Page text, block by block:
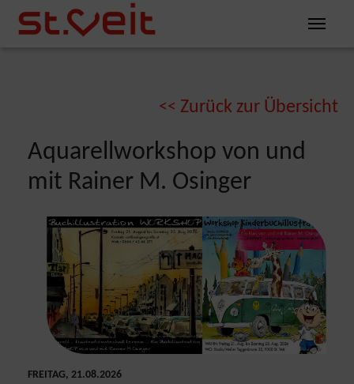
Zum Inhalt springen
Zum Seitenende springen
<< Zurück zur Übersicht
Aquarellworkshop von und
mit Rainer M. Osinger
FREITAG, 21.08.2026